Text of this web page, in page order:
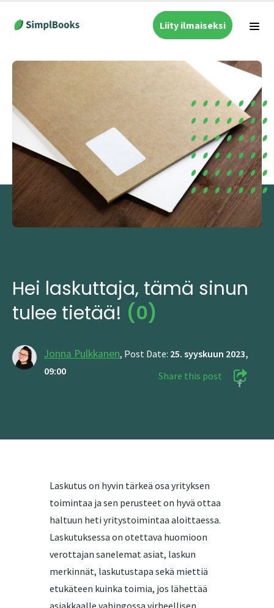
Liity ilmaiseksi
Hei laskuttaja, tämä sinun
tulee tietää! (0)
Jonna Pulkkanen, Post Date: 25. syyskuun 2023,
09:00
Share this post
Laskutus on hyvin tärkeä osa yrityksen
toimintaa ja sen perusteet on hyvä ottaa
haltuun heti yritystoimintaa aloittaessa.
Laskutuksessa on otettava huomioon
verottajan sanelemat asiat, laskun
merkinnät, laskutustapa sekä miettiä
etukäteen kuinka toimia, jos lähettää
asiakkaalle vahingossa virheellisen